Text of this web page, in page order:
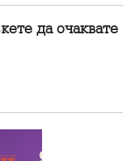
да очаквате